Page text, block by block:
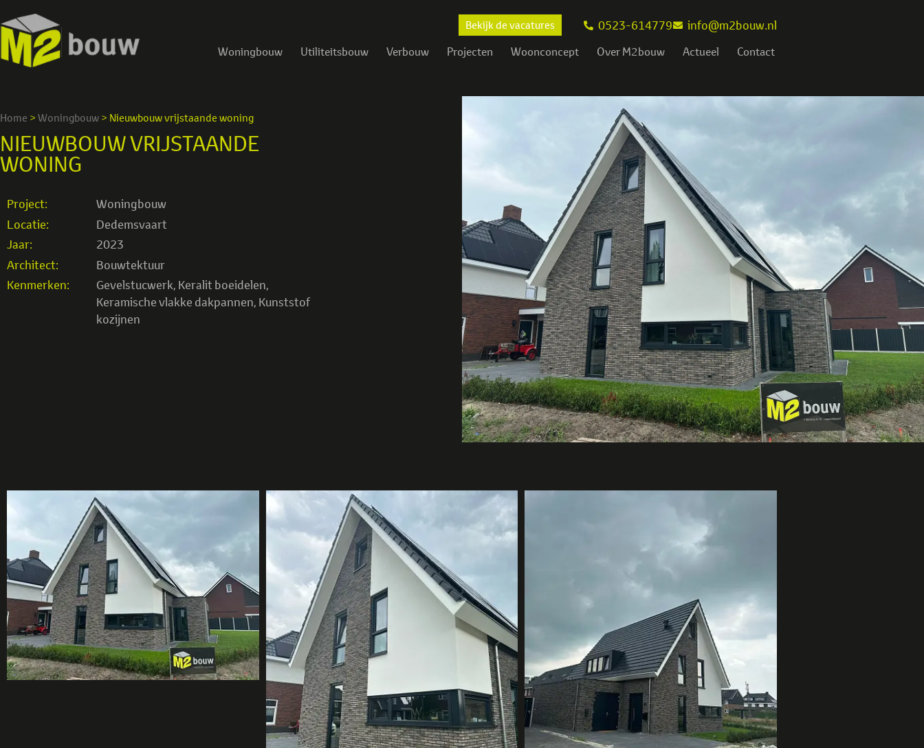
Bekijk de vacatures 0523-614779 info@m2bouw.nl
Woningbouw Utiliteitsbouw Verbouw Projecten Woonconcept Over M2bouw Actueel Contact
Home > Woningbouw > Nieuwbouw vrijstaande woning
NIEUWBOUW VRIJSTAANDE
WONING
Project:
Woningbouw
Locatie:
Dedemsvaart
Jaar:
2023
Architect:
Bouwtektuur
Kenmerken:
Gevelstucwerk, Keralit boeidelen,
Keramische vlakke dakpannen, Kunststof
kozijnen